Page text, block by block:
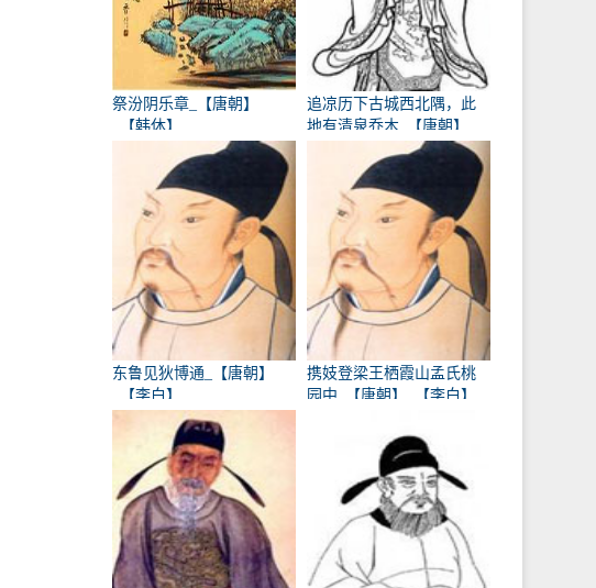
祭汾阴乐章_【唐朝】
_【韩休】
追凉历下古城西北隅，此
地有清泉乔木_【唐朝】
东鲁见狄博通_【唐朝】
_【李白】
携妓登梁王栖霞山孟氏桃
园中_【唐朝】_【李白】